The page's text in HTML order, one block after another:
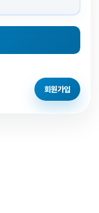
회원가입